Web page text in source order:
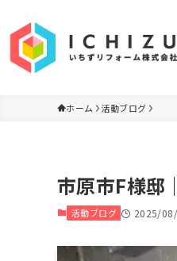
ホーム 活動ブログ
市原市F様邸
活動ブログ 2025/